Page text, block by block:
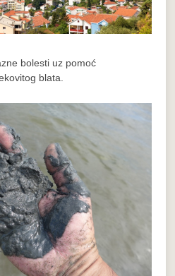
bolesti uz pomoć
blata.